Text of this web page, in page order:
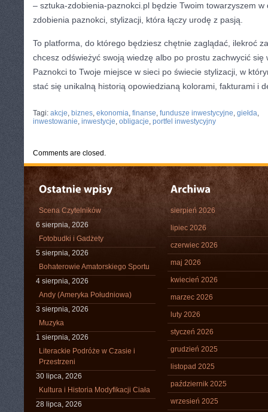
– sztuka-zdobienia-paznokci.pl będzie Twoim towarzyszem w
zdobienia paznokci, stylizacji, która łączy urodę z pasją.
To platforma, do którego będziesz chętnie zaglądać, ilekroć
chcesz odświeżyć swoją wiedzę albo po prostu zachwycić
Paznokci to Twoje miejsce w sieci po świecie stylizacji, w
stać się unikalną historią opowiedzianą kolorami, fakturami i
Tagi: akcje, biznes, ekonomia, finanse, fundusze inwestycyjne, giełda,
inwestowanie, inwestycje, obligacje, portfel inwestycyjny
Comments are closed.
Scena Czytelników
6 sierpnia, 2026
Fotobudki i Gadżety
5 sierpnia, 2026
Bohaterowie Amatorskiego Sportu
4 sierpnia, 2026
Andy (Ameryka Południowa)
3 sierpnia, 2026
Muzyka
1 sierpnia, 2026
Literackie Podróże w Czasie i
Przestrzeni
30 lipca, 2026
Kultura i Historia Modyfikacji Ciała
28 lipca, 2026
sierpień 2026
lipiec 2026
czerwiec 2026
maj 2026
kwiecień 2026
marzec 2026
luty 2026
styczeń 2026
grudzień 2025
listopad 2025
październik 2025
wrzesień 2025